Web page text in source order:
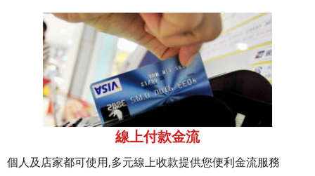
線上付款金流
個人及店家都可使用,多元線上收款提供您便利金流服務